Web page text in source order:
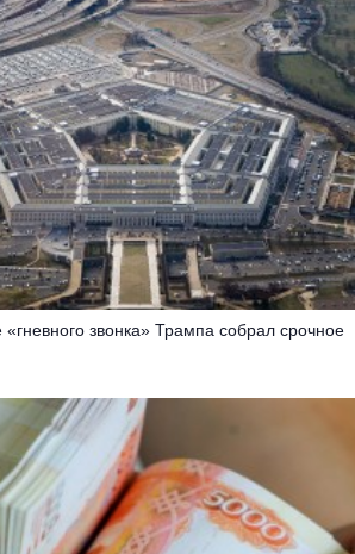
«гневного звонка» Трампа собрал срочное